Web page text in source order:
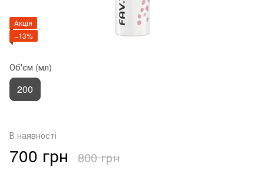
Акція
−13%
Об'єм (мл)
200
В наявності
700 грн 800 грн